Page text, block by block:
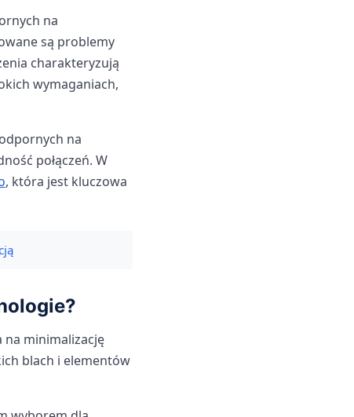
na
są problemy
charakteryzują
wymaganiach,
na
połączeń. W
, która jest kluczowa
na minimalizację
blach i elementów